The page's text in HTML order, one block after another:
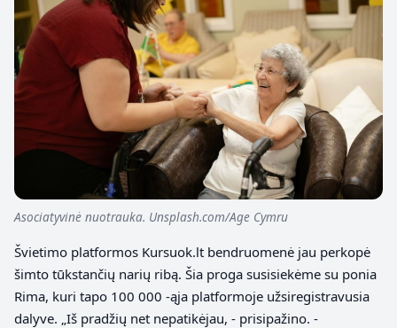
Asociatyvinė nuotrauka. Unsplash.com/Age Cymru
Švietimo platformos Kursuok.lt bendruomenė jau perkopė
šimto tūkstančių narių ribą. Šia proga susisiekėme su ponia
Rima, kuri tapo 100 000 ‑ąja platformoje užsiregistravusia
dalyve. „Iš pradžių net nepatikėjau, ‑ prisipažino. ‑